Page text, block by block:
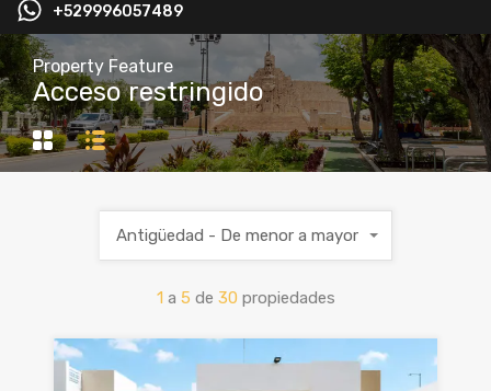
+529996057489
Property Feature
Acceso restringido
1 a 5 de 30 propiedades
Antigüedad - De menor a mayor